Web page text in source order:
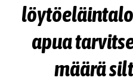
apua
määrä